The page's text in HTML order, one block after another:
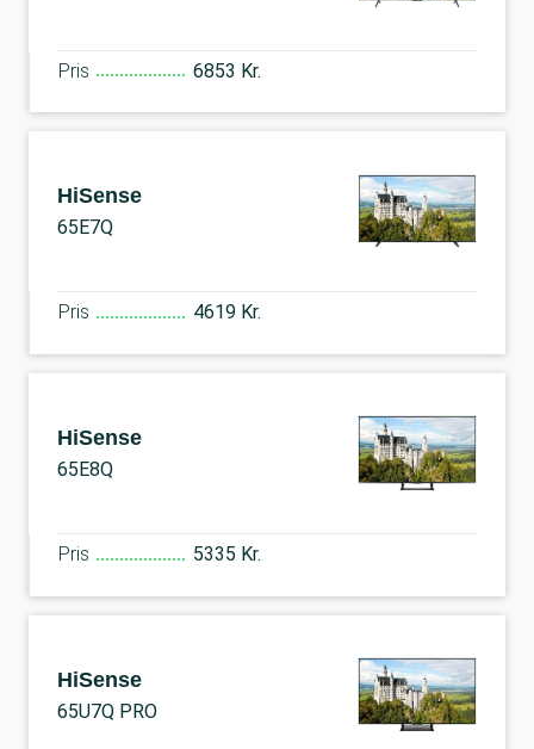
Pris 6853 Kr.
HiSense
65E7Q
Pris 4619 Kr.
HiSense
65E8Q
Pris 5335 Kr.
HiSense
65U7Q PRO